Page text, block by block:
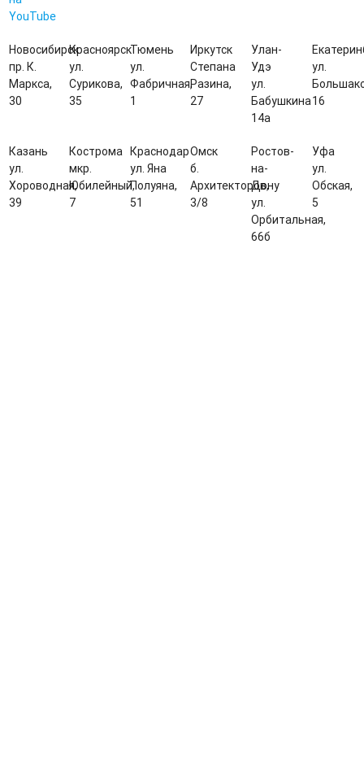
YouTube
Новосибирск
пр. К.
Маркса,
30
Красноярск
ул.
Сурикова,
35
Тюмень
ул.
Фабричная,
1
Иркутск
Степана
Разина,
27
Улан-
Удэ
ул.
Бабушкина
14а
ул.
16
Казань
ул.
Хороводная,
39
Кострома
мкр.
Юбилейный,
7
Краснодар
ул. Яна
Полуяна,
51
Омск
б.
Архитекторов,
3/8
Ростов-
на-
Дону
ул.
Орбитальная,
66б
Уфа
ул.
Обская,
5